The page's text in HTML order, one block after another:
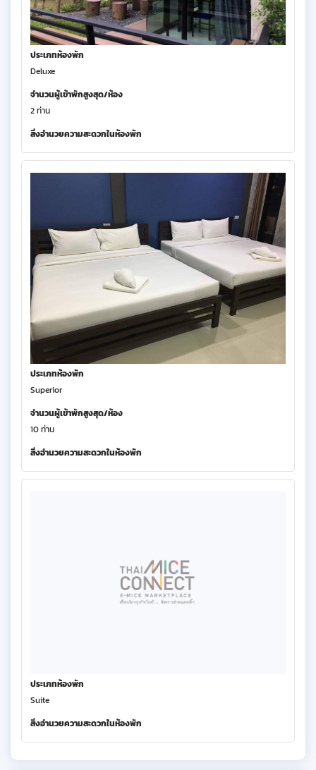
ประเภทห้องพัก
Deluxe
จำนวนผู้เข้าพักสูงสุด/ห้อง
2 ท่าน
สิ่งอำนวยความสะดวกในห้องพัก
ประเภทห้องพัก
Superior
จำนวนผู้เข้าพักสูงสุด/ห้อง
10 ท่าน
สิ่งอำนวยความสะดวกในห้องพัก
ประเภทห้องพัก
Suite
สิ่งอำนวยความสะดวกในห้องพัก